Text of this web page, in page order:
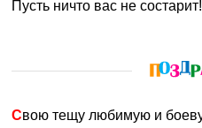
Пусть ничто вас не состарит!
Свою тещу любимую и